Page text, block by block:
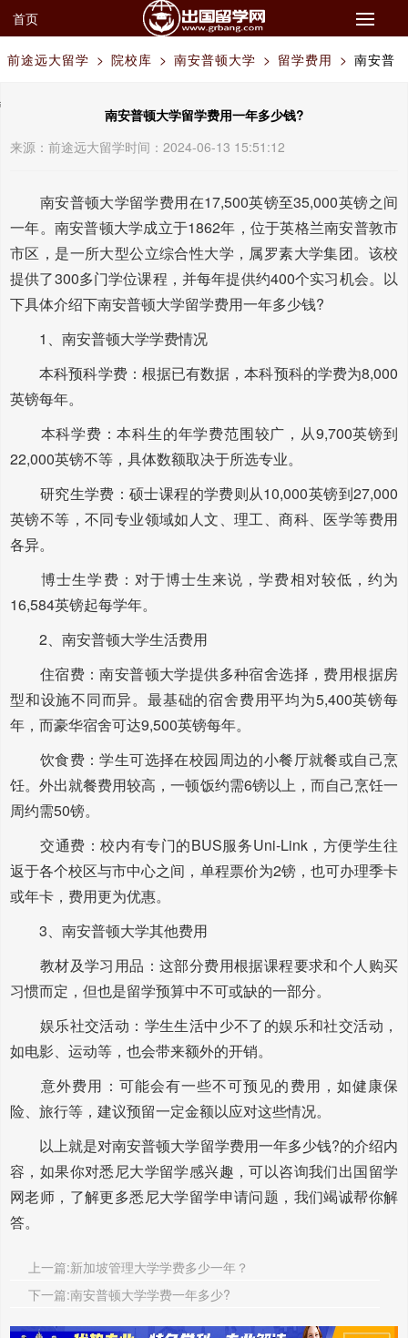
首页
前途远大留学 > 院校库 > 南安普顿大学 > 留学费用 > 南安普
顿大学留学费用一年多少钱?
南安普顿大学留学费用一年多少钱?
来源： 前途远大留学时间：2024-06-13 15:51:12
南安普顿大学留学费用在17,500英镑至35,000英镑之间
一年。南安普顿大学成立于1862年，位于英格兰南安普敦市
市区，是一所大型公立综合性大学，属罗素大学集团。该校
提供了300多门学位课程，并每年提供约400个实习机会。以
下具体介绍下南安普顿大学留学费用一年多少钱?
1、南安普顿大学学费情况
本科预科学费：根据已有数据，本科预科的学费为8,000
英镑每年。
本科学费：本科生的年学费范围较广，从9,700英镑到
22,000英镑不等，具体数额取决于所选专业。
研究生学费：硕士课程的学费则从10,000英镑到27,000
英镑不等，不同专业领域如人文、理工、商科、医学等费用
各异。
博士生学费：对于博士生来说，学费相对较低，约为
16,584英镑起每学年。
2、南安普顿大学生活费用
住宿费：南安普顿大学提供多种宿舍选择，费用根据房
型和设施不同而异。最基础的宿舍费用平均为5,400英镑每
年，而豪华宿舍可达9,500英镑每年。
饮食费：学生可选择在校园周边的小餐厅就餐或自己烹
饪。外出就餐费用较高，一顿饭约需6镑以上，而自己烹饪一
周约需50镑。
交通费：校内有专门的BUS服务Uni-Link，方便学生往
返于各个校区与市中心之间，单程票价为2镑，也可办理季卡
或年卡，费用更为优惠。
3、南安普顿大学其他费用
教材及学习用品：这部分费用根据课程要求和个人购买
习惯而定，但也是留学预算中不可或缺的一部分。
娱乐社交活动：学生生活中少不了的娱乐和社交活动，
如电影、运动等，也会带来额外的开销。
意外费用：可能会有一些不可预见的费用，如健康保
险、旅行等，建议预留一定金额以应对这些情况。
以上就是对南安普顿大学留学费用一年多少钱?的介绍内
容，如果你对悉尼大学留学感兴趣，可以咨询我们出国留学
网老师，了解更多悉尼大学留学申请问题，我们竭诚帮你解
答。
上一篇:新加坡管理大学学费多少一年？
下一篇:南安普顿大学学费一年多少?